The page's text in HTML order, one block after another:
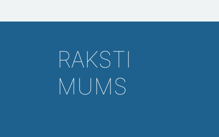
RAKSTI
MUMS